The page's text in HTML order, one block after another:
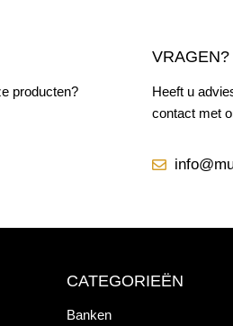
producten?
VRAGEN?
Heeft u
contact met
CATEGORIEËN
Banken